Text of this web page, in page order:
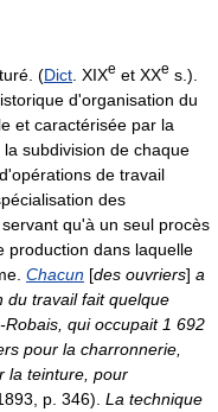
(Dict . XIXe et XXe s.).
d'organisation du
et caractérisée par la
subdivision de chaque
de travail
des
qu'à un seul procès
production dans laquelle
Chacun [des ouvriers] a
du travail fait quelque
qui occupait 1 692
pour la charronnerie,
la teinture, pour
p. 346). La technique